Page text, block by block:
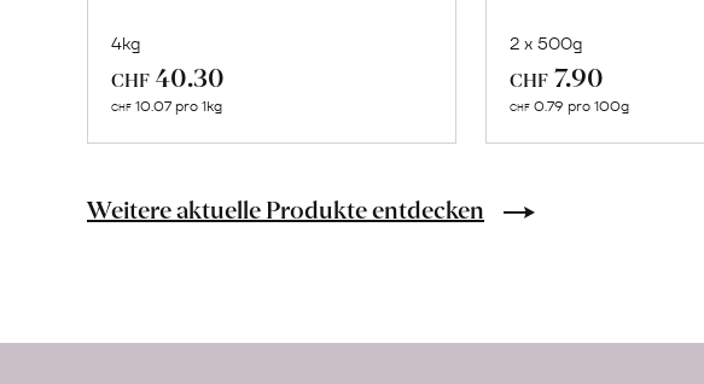
4kg
CHF 40.30
CHF 10.07 pro 1kg
Naturbelassene
Lebensmittel
ab
2 x 500g
CHF 7.90
CHF 0.79 pro 100g
Weitere aktuelle Produkte entdecken